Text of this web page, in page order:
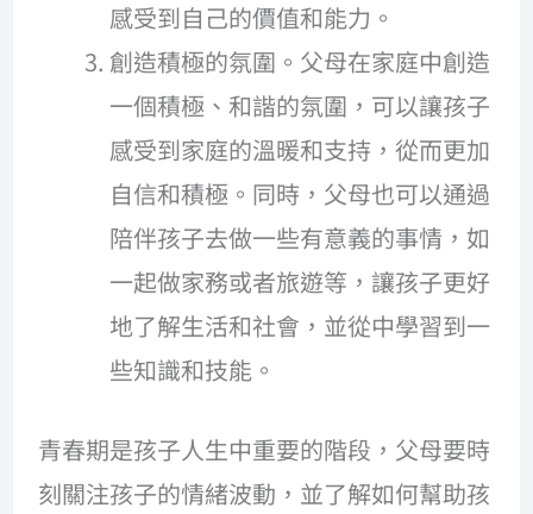
感受到自己的價值和能力。
創造積極的氛圍。父母在家庭中創造
一個積極、和諧的氛圍，可以讓孩子
感受到家庭的溫暖和支持，從而更加
自信和積極。同時，父母也可以通過
陪伴孩子去做一些有意義的事情，如
一起做家務或者旅遊等，讓孩子更好
地了解生活和社會，並從中學習到一
些知識和技能。
青春期是孩子人生中重要的階段，父母要時
刻關注孩子的情緒波動，並了解如何幫助孩